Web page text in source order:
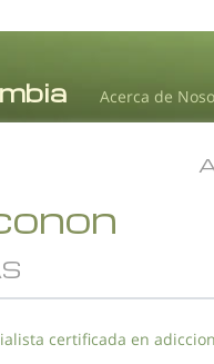
Acerca de
certificada en